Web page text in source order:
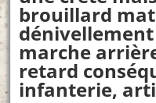
brouillard
marche
retard
infanterie,